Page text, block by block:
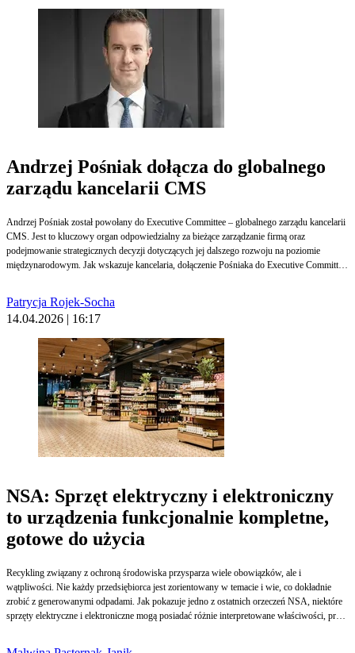
Andrzej Pośniak dołącza do globalnego
zarządu kancelarii CMS
Andrzej Pośniak został powołany do Executive Committee – globalnego zarządu kancelarii
CMS. Jest to kluczowy organ odpowiedzialny za bieżące zarządzanie firmą oraz
podejmowanie strategicznych decyzji dotyczących jej dalszego rozwoju na poziomie
międzynarodowym. Jak wskazuje kancelaria, dołączenie Pośniaka do Executive Committee
Patrycja Rojek-Socha
14.04.2026 | 16:17
NSA: Sprzęt elektryczny i elektroniczny
to urządzenia funkcjonalnie kompletne,
gotowe do użycia
Recykling związany z ochroną środowiska przysparza wiele obowiązków, ale i
wątpliwości. Nie każdy przedsiębiorca jest zorientowany w temacie i wie, co dokładnie
zrobić z generowanymi odpadami. Jak pokazuje jedno z ostatnich orzeczeń NSA, niektóre
sprzęty elektryczne i elektroniczne mogą posiadać różnie interpretowane właściwości, przez